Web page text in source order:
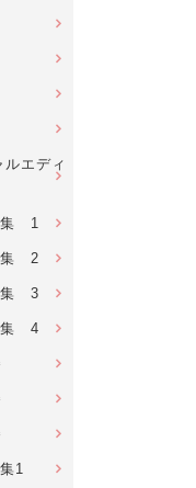
エディ
集 1
集 2
集 3
集 4
1